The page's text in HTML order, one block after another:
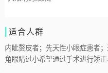
适合人群
内眦赘皮者；先天性小眼症患者
角眼睛过小希望通过手术进行矫正